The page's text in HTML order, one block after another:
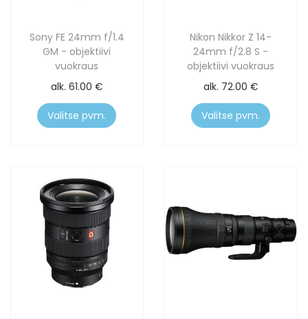
Sony FE 24mm f/1.4
GM - objektiivi
vuokraus
alk. 61.00 €
Valitse pvm.
Nikon Nikkor Z 14-
24mm f/2.8 S -
objektiivi vuokraus
alk. 72.00 €
Valitse pvm.